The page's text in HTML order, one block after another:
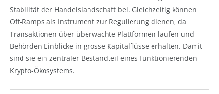
Stabilität der Handelslandschaft bei. Gleichzeitig können
Off-Ramps als Instrument zur Regulierung dienen, da
Transaktionen über überwachte Plattformen laufen und
Behörden Einblicke in grosse Kapitalflüsse erhalten. Damit
sind sie ein zentraler Bestandteil eines funktionierenden
Krypto-Ökosystems.